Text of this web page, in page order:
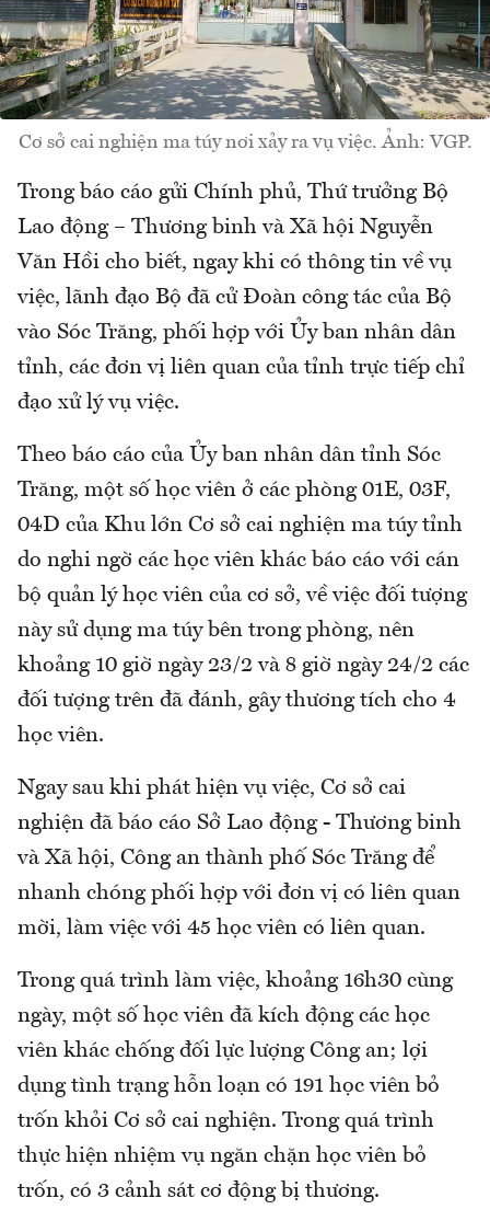
Cơ sở cai nghiện ma túy nơi xảy ra vụ việc. Ảnh: VGP.
Trong báo cáo gửi Chính phủ, Thứ trưởng Bộ
Lao động – Thương binh và Xã hội Nguyễn
Văn Hồi cho biết, ngay khi có thông tin về vụ
việc, lãnh đạo Bộ đã cử Đoàn công tác của Bộ
vào Sóc Trăng, phối hợp với Ủy ban nhân dân
tỉnh, các đơn vị liên quan của tỉnh trực tiếp chỉ
đạo xử lý vụ việc.
Theo báo cáo của Ủy ban nhân dân tỉnh Sóc
Trăng, một số học viên ở các phòng 01E, 03F,
04D của Khu lớn Cơ sở cai nghiện ma túy tỉnh
do nghi ngờ các học viên khác báo cáo với cán
bộ quản lý học viên của cơ sở, về việc đối tượng
này sử dụng ma túy bên trong phòng, nên
khoảng 10 giờ ngày 23/2 và 8 giờ ngày 24/2 các
đối tượng trên đã đánh, gây thương tích cho 4
học viên.
Ngay sau khi phát hiện vụ việc, Cơ sở cai
nghiện đã báo cáo Sở Lao động - Thương binh
và Xã hội, Công an thành phố Sóc Trăng để
nhanh chóng phối hợp với đơn vị có liên quan
mời, làm việc với 45 học viên có liên quan.
Trong quá trình làm việc, khoảng 16h30 cùng
ngày, một số học viên đã kích động các học
viên khác chống đối lực lượng Công an; lợi
dụng tình trạng hỗn loạn có 191 học viên bỏ
trốn khỏi Cơ sở cai nghiện. Trong quá trình
thực hiện nhiệm vụ ngăn chặn học viên bỏ
trốn, có 3 cảnh sát cơ động bị thương.